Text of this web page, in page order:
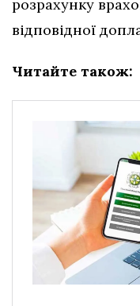
розрахунку
відповідної
Читайте також: